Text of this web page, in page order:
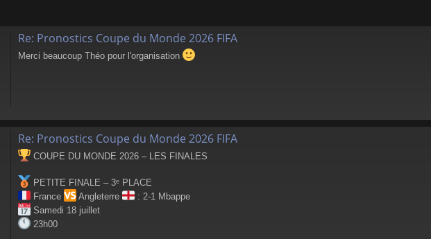
Re: Pronostics Coupe du Monde 2026 FIFA
Merci beaucoup Théo pour l'organisation
Re: Pronostics Coupe du Monde 2026 FIFA
COUPE DU MONDE 2026 – LES FINALES
PETITE FINALE – 3ᵉ PLACE
France
Angleterre
: 2-1 Mbappe
Samedi 18 juillet
23h00